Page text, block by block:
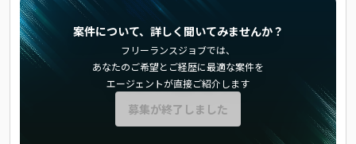
案件について、詳しく聞いてみませんか？
フリーランスジョブでは、
あなたのご希望とご経歴に最適な案件を
エージェントが直接ご紹介します
募集が終了しました